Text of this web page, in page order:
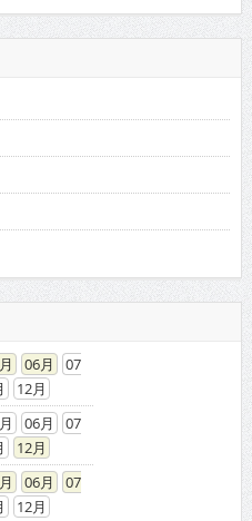
06
07
12
06
07
12
06
07
12